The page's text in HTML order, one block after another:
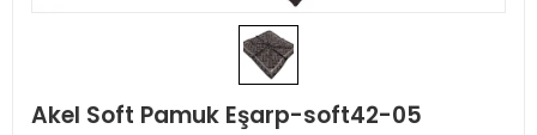
Akel Soft Pamuk Eşarp-soft42-05